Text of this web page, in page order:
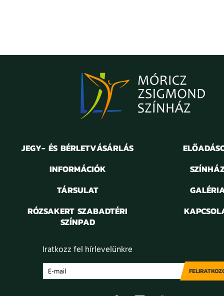
JEGY- ÉS BÉRLETVÁSÁRLÁS
INFORMÁCIÓK
TÁRSULAT
RÓZSAKERT SZABADTÉRI
SZÍNPAD
Iratkozz fel hírlevelünkre